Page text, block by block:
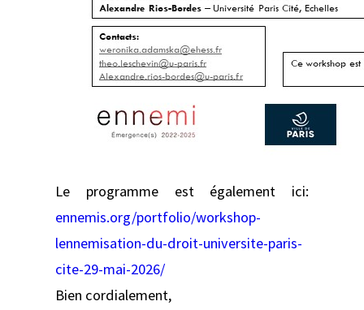
Le programme est également ici:
ennemis.org/portfolio/workshop-
lennemisation-du-droit-universite-paris-
cite-29-mai-2026/
Bien cordialement,